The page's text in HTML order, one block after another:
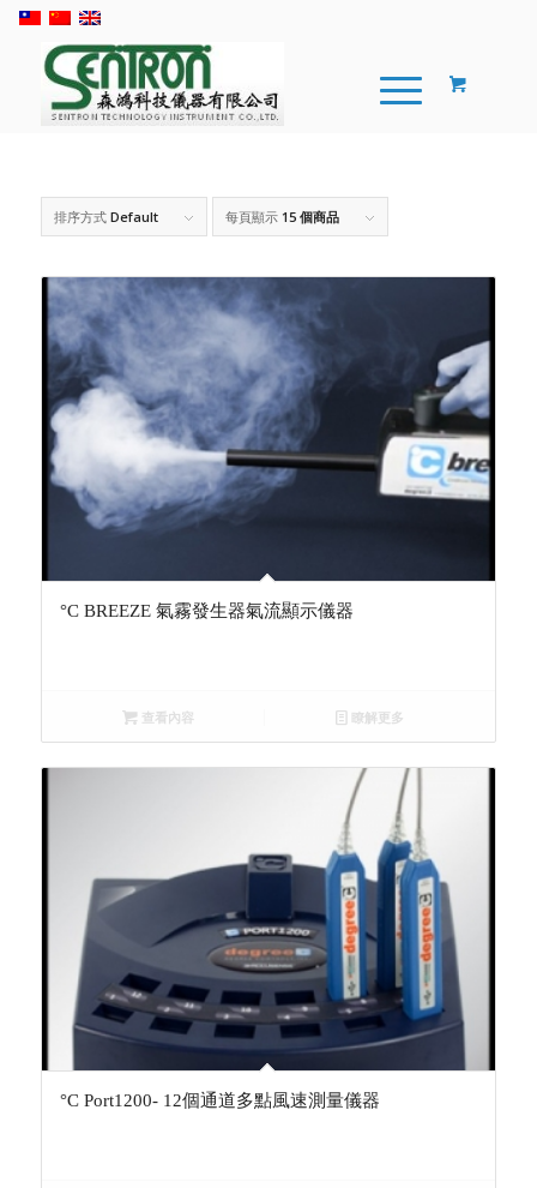
排序方式 Default 每頁顯示 15 個商品
°C BREEZE 氣霧發生器氣流顯示儀器
查看內容 瞭解更多
°C Port1200- 12個通道多點風速測量儀器